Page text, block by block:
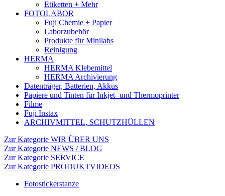
Etiketten + Mehr
FOTOLABOR
Fuji Chemie + Papier
Laborzubehör
Produkte für Minilabs
Reinigung
HERMA
HERMA Klebemittel
HERMA Archivierung
Datenträger, Batterien, Akkus
Papiere und Tinten für Inkjet- und Thermoprinter
Filme
Fuji Instax
ARCHIVMITTEL, SCHUTZHÜLLEN
Zur Kategorie WIR ÜBER UNS
Zur Kategorie NEWS / BLOG
Zur Kategorie SERVICE
Zur Kategorie PRODUKTVIDEOS
Fotostickerstanze